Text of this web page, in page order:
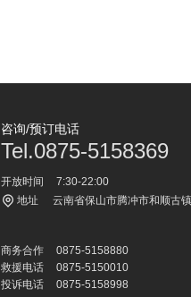
咨询/预订电话
Tel.0875-5158369
开放时间
7:30-22:00
地址
云南省保山市腾冲市和顺古
商务合作
0875-5158880
救援电话
0875-5150010
投诉电话
0875-5158998